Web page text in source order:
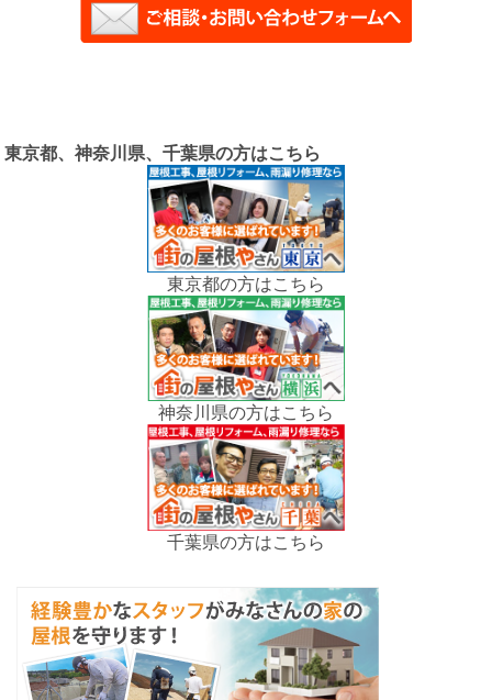
東京都、神奈川県、千葉県の方はこちら
東京都の方はこちら
神奈川県の方はこちら
千葉県の方はこちら